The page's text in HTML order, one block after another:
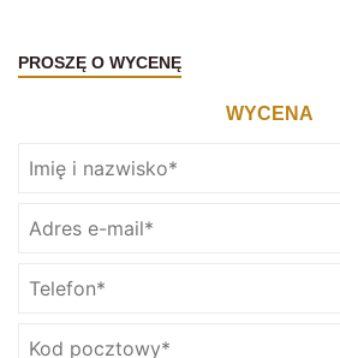
PROSZĘ O WYCENĘ
WYCENA